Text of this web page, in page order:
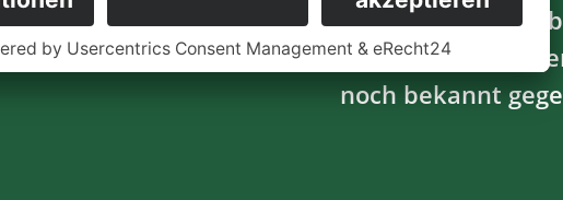
laufen
zu kaufen. Die
demnächst, das
noch bekannt